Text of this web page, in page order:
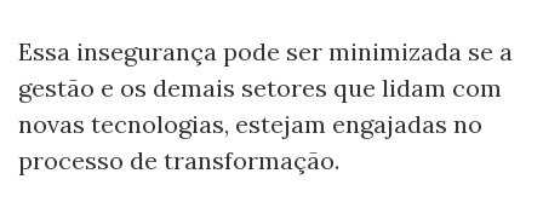
Essa insegurança pode ser minimizada se a
gestão e os demais setores que lidam com
novas tecnologias, estejam engajadas no
processo de transformação.